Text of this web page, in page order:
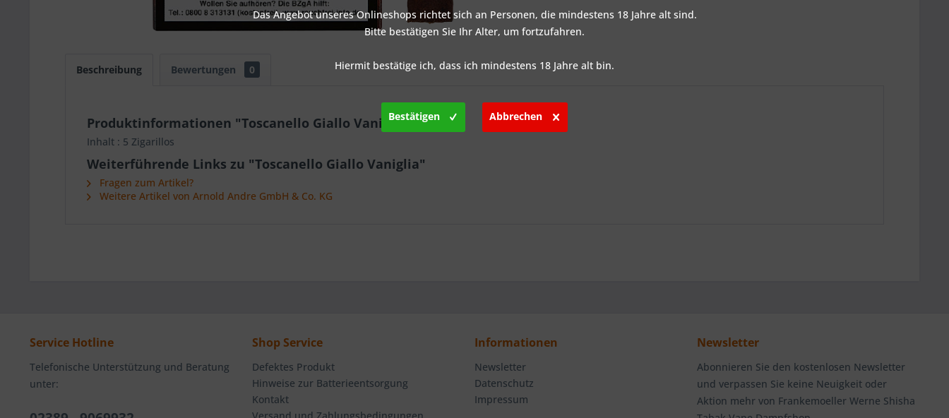
Beschreibung Bewertungen 0
Produktinformationen "Toscanello Giallo Vaniglia"
Inhalt : 5 Zigarillos
Weiterführende Links zu "Toscanello Giallo Vaniglia"
Fragen zum Artikel?
Weitere Artikel von Arnold Andre GmbH & Co. KG
Service Hotline
Telefonische Unterstützung und Beratung
unter:
Shop Service
Defektes Produkt
Hinweise zur Batterieentsorgung
Kontakt
Informationen
Newsletter
Datenschutz
Impressum
Newsletter
Abonnieren Sie den kostenlosen Newsletter
und verpassen Sie keine Neuigkeit oder
Aktion mehr von Frankemoeller Werne Shisha
Das Angebot unseres Onlineshops richtet sich an Personen, die mindestens 18 Jahre alt sind.
Bitte bestätigen Sie Ihr Alter, um fortzufahren.
Hiermit bestätige ich, dass ich mindestens 18 Jahre alt bin.
Bestätigen Abbrechen